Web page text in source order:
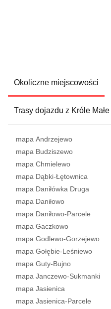
Okoliczne miejscowości
Trasy dojazdu z Króle Małe
mapa Andrzejewo
mapa Budziszewo
mapa Chmielewo
mapa Dąbki-Łętownica
mapa Daniłówka Druga
mapa Daniłowo
mapa Daniłowo-Parcele
mapa Gaczkowo
mapa Godlewo-Gorzejewo
mapa Gołębie-Leśniewo
mapa Guty-Bujno
mapa Janczewo-Sukmanki
mapa Jasienica
mapa Jasienica-Parcele